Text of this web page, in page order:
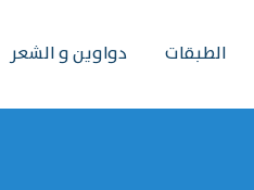
الطبقات دواوين و الشعر